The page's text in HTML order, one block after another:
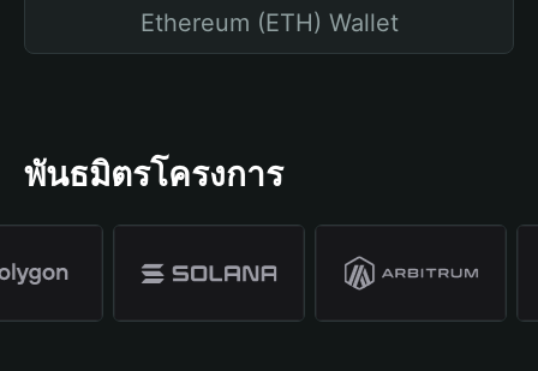
Ethereum (ETH) Wallet
พันธมิตรโครงการ